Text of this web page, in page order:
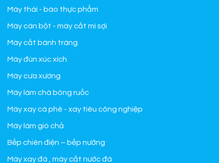
Máy thái - bào thực phẩm
Máy cán bột - máy cắt mì sợi
Máy cắt bánh tráng
Máy đùn xúc xích
Máy cưa xương
Máy làm chà bông ruốc
Máy xay cà phê - xay tiêu công nghiệp
Máy làm giò chả
Bếp chiên điện – bếp nướng
Máy xay đá , máy cắt nước đá